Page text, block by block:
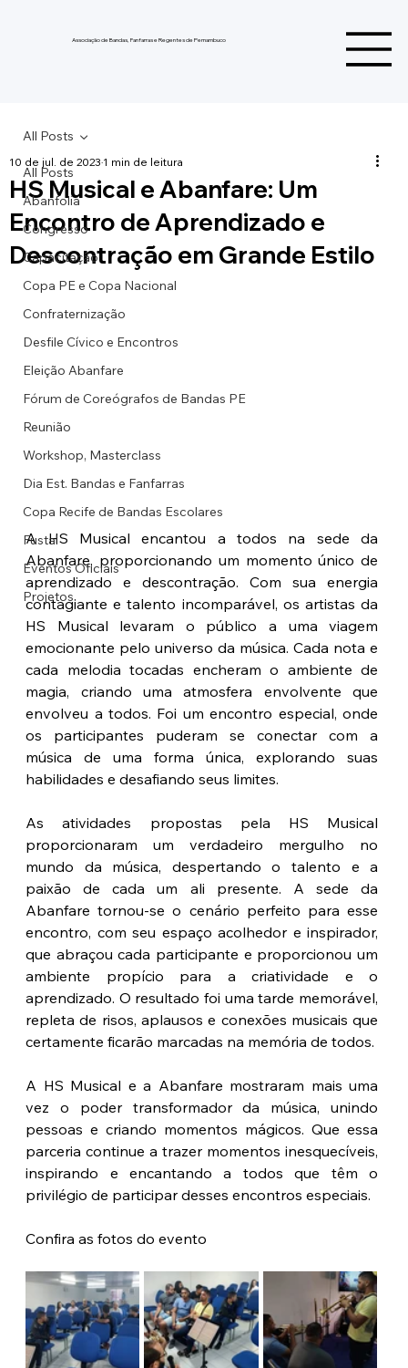
Associação de Bandas, Fanfarras e Regentes de Pernambuco
All Posts
Abanfolia
Congresso
Capacitação
Copa PE e Copa Nacional
Confraternização
Desfile Cívico e Encontros
Eleição Abanfare
Fórum de Coreógrafos de Bandas PE
Reunião
Workshop, Masterclass
Dia Est. Bandas e Fanfarras
Copa Recife de Bandas Escolares
Fustal
Eventos Oficiais
Projetos
All Posts
HS Musical e Abanfare: Um
Encontro de Aprendizado e
Descontração em Grande Estilo
10 de jul. de 20231 min de leitura
A HS Musical encantou a todos na sede da
Abanfare, proporcionando um momento único de
aprendizado e descontração. Com sua energia
contagiante e talento incomparável, os artistas da
HS Musical levaram o público a uma viagem
emocionante pelo universo da música. Cada nota e
cada melodia tocadas encheram o ambiente de
magia, criando uma atmosfera envolvente que
envolveu a todos. Foi um encontro especial, onde
os participantes puderam se conectar com a
música de uma forma única, explorando suas
habilidades e desafiando seus limites.
As atividades propostas pela HS Musical
proporcionaram um verdadeiro mergulho no
mundo da música, despertando o talento e a
paixão de cada um ali presente. A sede da
Abanfare tornou-se o cenário perfeito para esse
encontro, com seu espaço acolhedor e inspirador,
que abraçou cada participante e proporcionou um
ambiente propício para a criatividade e o
aprendizado. O resultado foi uma tarde memorável,
repleta de risos, aplausos e conexões musicais que
A HS Musical e a Abanfare mostraram mais uma
vez o poder transformador da música, unindo
pessoas e criando momentos mágicos. Que essa
parceria continue a trazer momentos inesquecíveis,
inspirando e encantando a todos que têm o
privilégio de participar desses encontros especiais.
Confira as fotos do evento